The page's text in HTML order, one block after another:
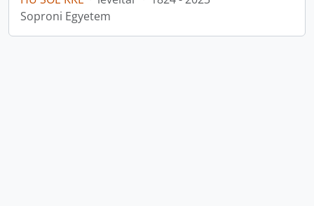
Soproni Egyetem